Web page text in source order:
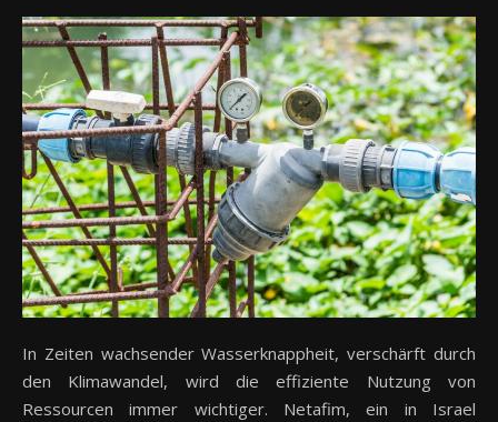
In Zeiten wachsender Wasserknappheit, verschärft durch
den Klimawandel, wird die effiziente Nutzung von
Ressourcen immer wichtiger. Netafim, ein in Israel